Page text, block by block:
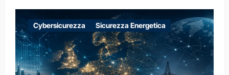
Cybersicurezza Sicurezza Energetica